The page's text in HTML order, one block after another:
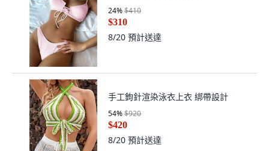
24%$410
$310
8/20 預計送達
手工鉤針渲染泳衣上衣 綁帶設計
54%$920
$420
8/20 預計送達